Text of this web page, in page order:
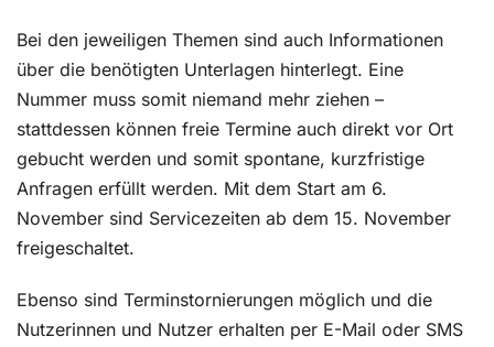
Bei den jeweiligen Themen sind auch Informationen
über die benötigten Unterlagen hinterlegt. Eine
Nummer muss somit niemand mehr ziehen –
stattdessen können freie Termine auch direkt vor Ort
gebucht werden und somit spontane, kurzfristige
Anfragen erfüllt werden. Mit dem Start am 6.
November sind Servicezeiten ab dem 15. November
freigeschaltet.
Ebenso sind Terminstornierungen möglich und die
Nutzerinnen und Nutzer erhalten per E-Mail oder SMS